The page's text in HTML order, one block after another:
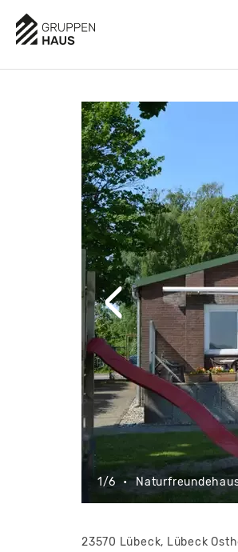
AUSSTATTUNG
1/6 •
23570 Lübeck, Lübeck